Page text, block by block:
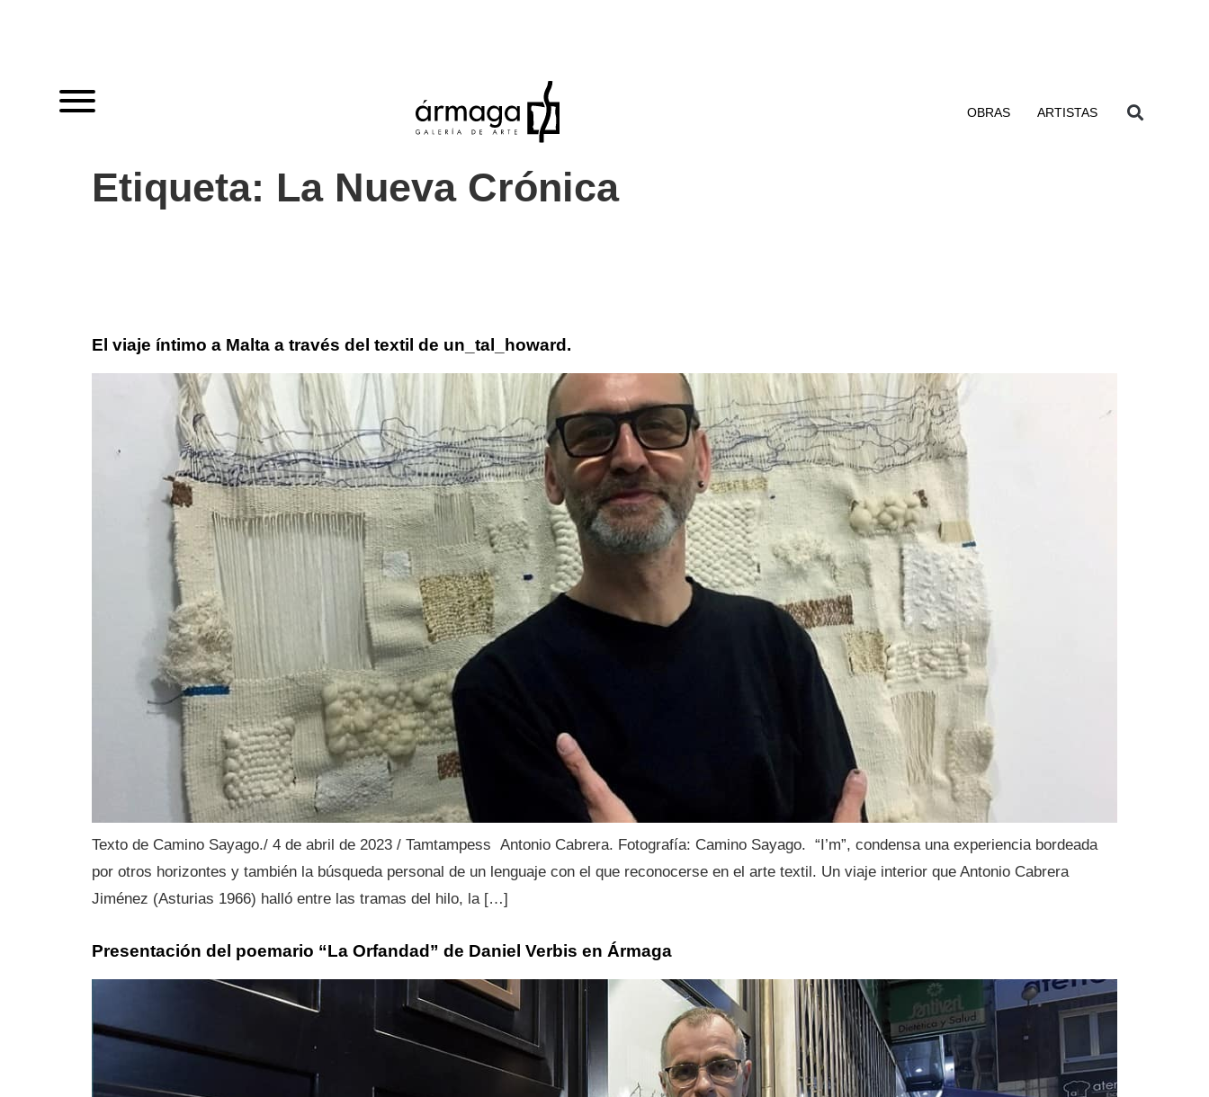
OBRAS ARTISTAS
Etiqueta: La Nueva Crónica
El viaje íntimo a Malta a través del textil de un_tal_howard.
Texto de Camino Sayago./ 4 de abril de 2023 / Tamtampess Antonio Cabrera. Fotografía: Camino Sayago. “I’m”, condensa una experiencia bordeada
por otros horizontes y también la búsqueda personal de un lenguaje con el que reconocerse en el arte textil. Un viaje interior que Antonio Cabrera
Jiménez (Asturias 1966) halló entre las tramas del hilo, la […]
Presentación del poemario “La Orfandad” de Daniel Verbis en Ármaga